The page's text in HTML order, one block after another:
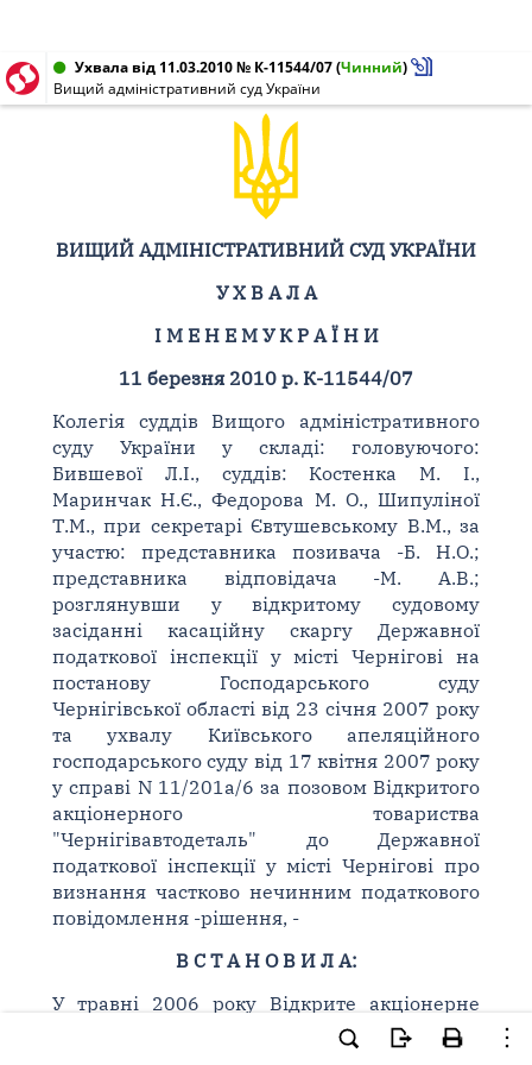
Ухвала від 11.03.2010 № К-11544/07(Чинний)
Вищий адміністративний суд України
ВИЩИЙ АДМІНІСТРАТИВНИЙ СУД УКРАЇНИ
У Х В А Л А
І М Е Н Е М У К Р А Ї Н И
11 березня 2010 р. К-11544/07
Колегія суддів Вищого адміністративного
суду України у складі: головуючого:
Бившевої Л.І., суддів: Костенка М. І.,
Маринчак Н.Є., Федорова М. О., Шипуліної
Т.М., при секретарі Євтушевському В.М., за
участю: представника позивача -Б. Н.О.;
представника відповідача -М. А.В.;
розглянувши у відкритому судовому
засіданні касаційну скаргу Державної
податкової інспекції у місті Чернігові на
постанову Господарського суду
Чернігівської області від 23 січня 2007 року
та ухвалу Київського апеляційного
господарського суду від 17 квітня 2007 року
у справі N 11/201а/6 за позовом Відкритого
акціонерного товариства
"Чернігівавтодеталь" до Державної
податкової інспекції у місті Чернігові про
визнання частково нечинним податкового
повідомлення -рішення, -
В С Т А Н О В И Л А:
У травні 2006 року Відкрите акціонерне
товариство "Чернігівавтодеталь" (далі
-позивач) вернулося до суду з позовом до